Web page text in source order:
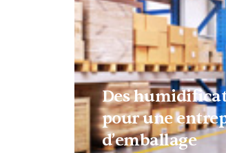
Des
pour une
d’emballage